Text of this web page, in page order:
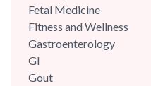
Fetal Medicine
Fitness and Wellness
Gastroenterology
GI
Gout